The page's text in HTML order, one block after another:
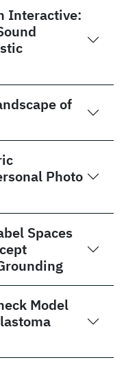
Interactive:
of
Photo
Spaces
Model